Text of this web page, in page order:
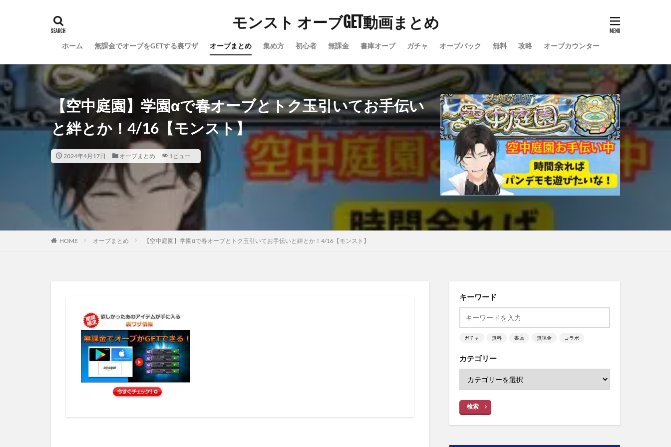
モンスト オーブGET動画まとめ
ホーム 無課金でオーブをGETする裏ワザ オーブまとめ 集め方 初心者 無課金 書庫オーブ ガチャ オーブバック 無料 攻略 オーブカウンター
【空中庭園】学園αで春オーブとトク玉引いてお手伝い
と絆とか！4/16【モンスト】
2024年4月17日 オーブまとめ 1ビュー
HOME オーブまとめ 【空中庭園】学園αで春オーブとトク玉引いてお手伝いと絆とか！4/16【モンスト】
キーワード
ガチャ 無料 書庫 無課金 コラボ
カテゴリー
検索